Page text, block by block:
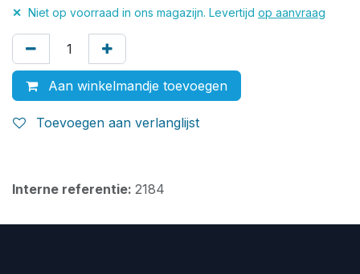
✕ Niet op voorraad in ons magazijn. Levertijd op aanvraag
Aan winkelmandje toevoegen
Toevoegen aan verlanglijst
Interne referentie: 2184